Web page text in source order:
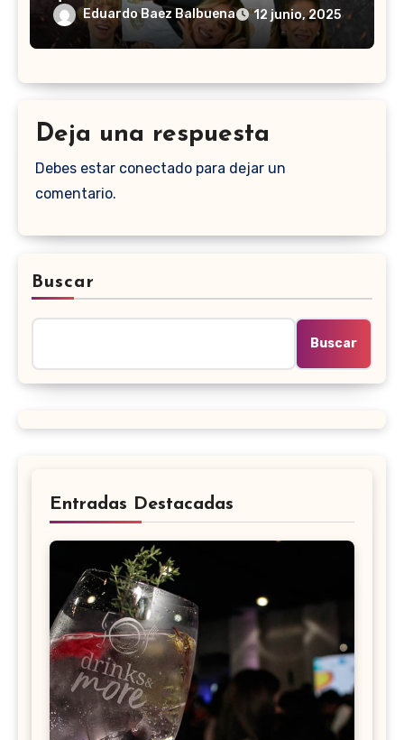
Eduardo Baez Balbuena 12 junio, 2025
Deja una respuesta
Debes estar conectado para dejar un
comentario.
Buscar
Buscar
Entradas Destacadas